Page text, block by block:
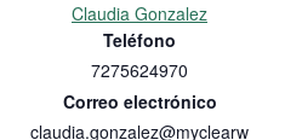
Claudia Gonzalez
Teléfono
7275624970
Correo electrónico
claudia.gonzalez@myclearw